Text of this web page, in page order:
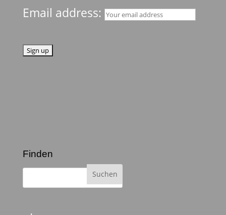
Email address:
Finden